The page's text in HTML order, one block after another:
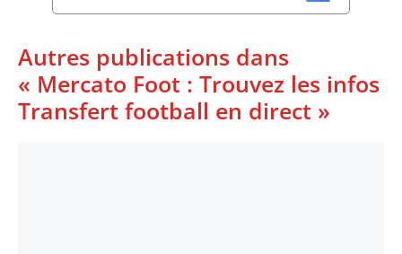
Autres publications dans
« Mercato Foot : Trouvez les infos
Transfert football en direct »